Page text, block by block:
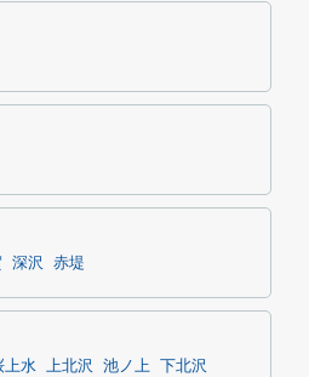
深沢 赤堤
上水 上北沢 池ノ上
下北沢